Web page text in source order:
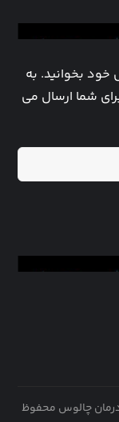
خود بخوانید. به
شما ارسال می
چالوس محفوظ